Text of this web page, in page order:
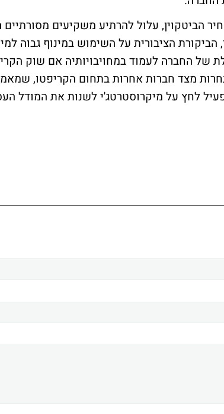
הביטקוין, עלול להרתיע משקיעים מסורתיים
הציבורית על השימוש במינוף גבוה
של החברה לעמוד במחויבויותיה אם שוק
מצד חברות אחרות בתחום הקריפטו,
לחץ על מיקרוסטרטג'י לשנות את המודל